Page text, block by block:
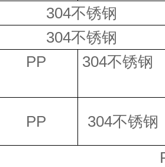
304不锈钢
304不锈钢
PP 304不锈钢
PP 304不锈钢